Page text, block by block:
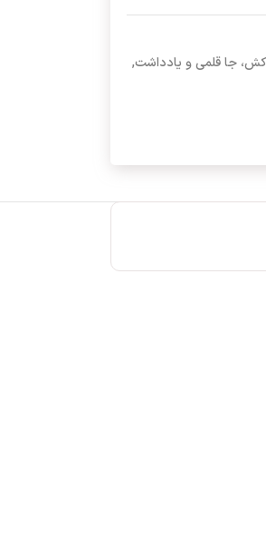
کش، جا قلمی و یادداشت,